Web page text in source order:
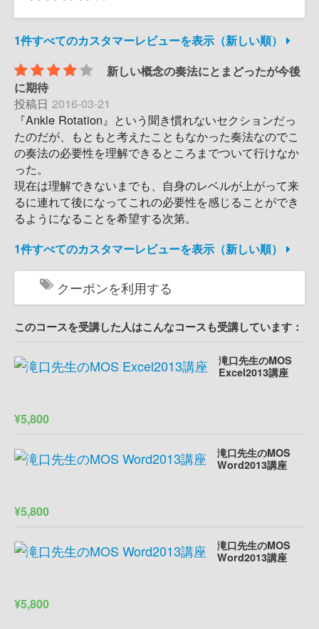
1件すべてのカスタマーレビューを表示（新しい順）
新しい概念の奏法にとまどったが今後
に期待
投稿日 2016-03-21
『Ankle Rotation』という聞き慣れないセクションだっ
たのだが、もともと考えたこともなかった奏法なのでこ
の奏法の必要性を理解できるところまでついて行けなか
った。
現在は理解できないまでも、自身のレベルが上がって来
るに連れて後になってこれの必要性を感じることができ
るようになることを希望する次第。
1件すべてのカスタマーレビューを表示（新しい順）
クーポンを利用する
このコースを受講した人はこんなコースも受講しています：
滝口先生のMOS
Excel2013講座
¥5,800
滝口先生のMOS
Word2013講座
¥5,800
滝口先生のMOS
Word2013講座
¥5,800